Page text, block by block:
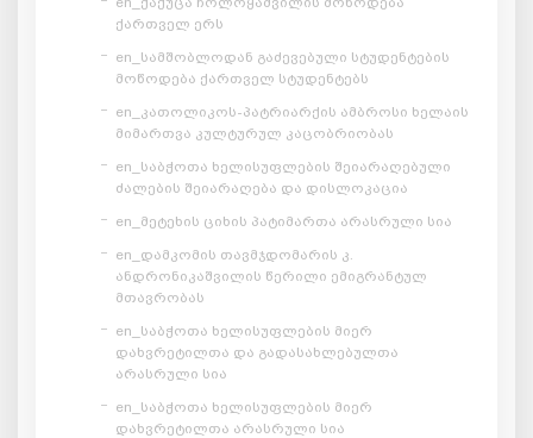
ქართველ ერს
en_სამშობლოდან გაძევებული სტუდენტების
მოწოდება ქართველ სტუდენტებს
en_კათოლიკოს-პატრიარქის ამბროსი ხელაის
მიმართვა კულტურულ კაცობრიობას
en_საბჭოთა ხელისუფლების შეიარაღებული
ძალების შეიარაღება და დისლოკაცია
en_მეტეხის ციხის პატიმართა არასრული სია
en_დამკომის თავმჯდომარის კ.
ანდრონიკაშვილის წერილი ემიგრანტულ
მთავრობას
en_საბჭოთა ხელისუფლების მიერ
დახვრეტილთა და გადასახლებულთა
არასრული სია
en_საბჭოთა ხელისუფლების მიერ
დახვრეტილთა არასრული სია